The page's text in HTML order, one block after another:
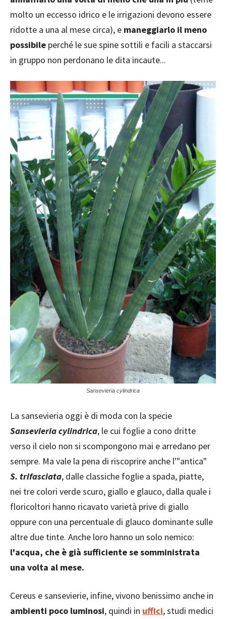
molto un eccesso idrico e le irrigazioni devono essere
ridotte a una al mese circa), e maneggiarlo il meno
possibile perché le sue spine sottili e facili a staccarsi
in gruppo non perdonano le dita incaute...
Sansevieria cylindrica
La sansevieria oggi è di moda con la specie
Sansevieria cylindrica, le cui foglie a cono dritte
verso il cielo non si scompongono mai e arredano per
sempre. Ma vale la pena di riscoprire anche l'"antica"
S. trifasciata, dalle classiche foglie a spada, piatte,
nei tre colori verde scuro, giallo e glauco, dalla quale i
floricoltori hanno ricavato varietà prive di giallo
oppure con una percentuale di glauco dominante sulle
altre due tinte. Anche loro hanno un solo nemico:
l'acqua, che è già sufficiente se somministrata
una volta al mese.
Cereus e sansevierie, infine, vivono benissimo anche in
ambienti poco luminosi, quindi in uffici, studi medici